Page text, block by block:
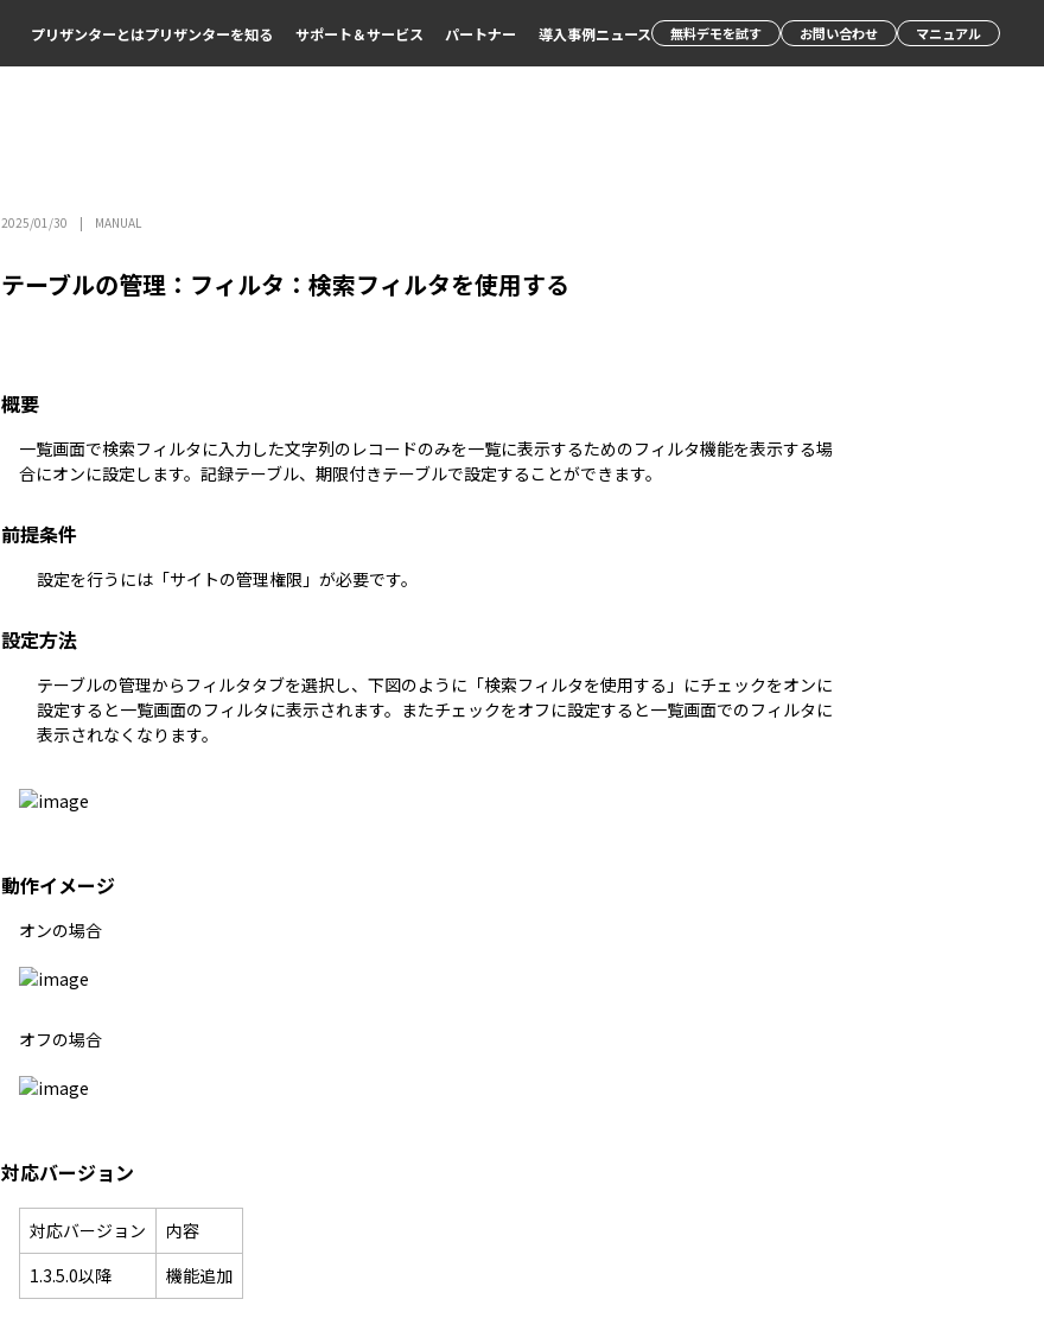
プリザンターとはプリザンターを知る サポート＆サービス パートナー 導入事例ニュース 無料デモを試す お問い合わせ マニュアル
2025/01/30 MANUAL
テーブルの管理：フィルタ：検索フィルタを使用する
概要
一覧画面で検索フィルタに入力した文字列のレコードのみを一覧に表示するためのフィルタ機能を表示する場
合にオンに設定します。記録テーブル、期限付きテーブルで設定することができます。
前提条件
設定を行うには「サイトの管理権限」が必要です。
設定方法
テーブルの管理からフィルタタブを選択し、下図のように「検索フィルタを使用する」にチェックをオンに
設定すると一覧画面のフィルタに表示されます。またチェックをオフに設定すると一覧画面でのフィルタに
表示されなくなります。
動作イメージ
対応バージョン
対応バージョン
内容
1.3.5.0以降
機能追加